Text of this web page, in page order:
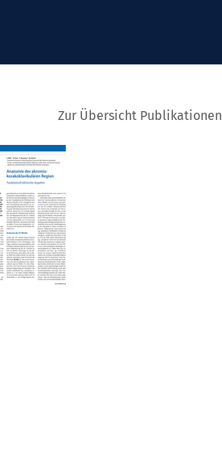
Zur Übersicht Publikationen